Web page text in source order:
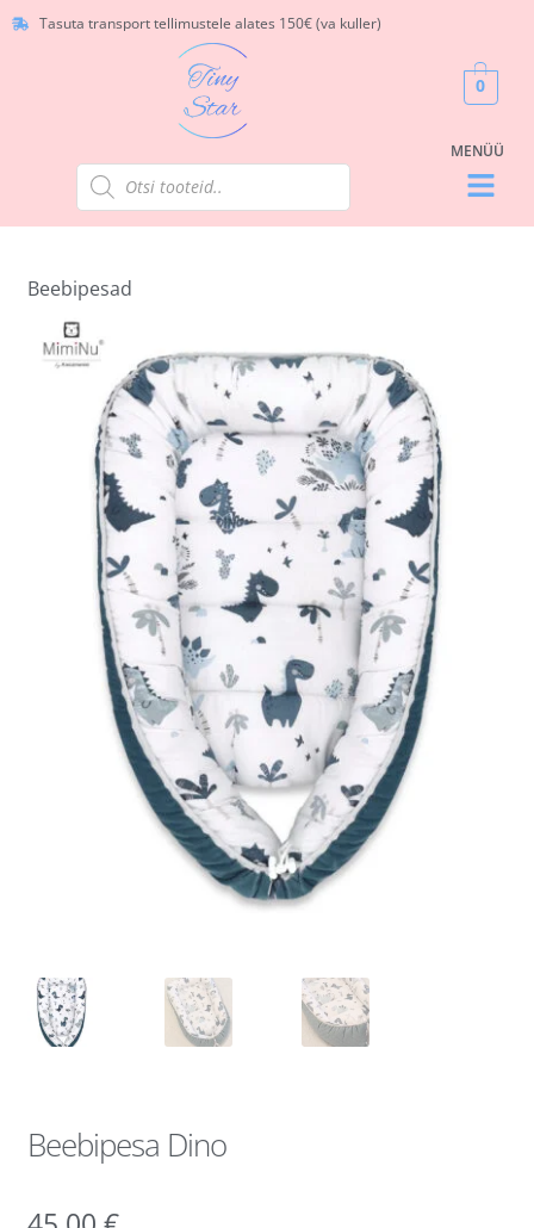
Tasuta transport tellimustele alates 150€ (va kuller)
0
Beebipesad
Beebipesa Dino